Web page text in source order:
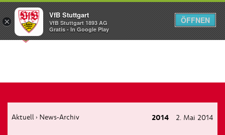
Menü
Aktuell › News-Archiv 2014 2. Mai 2014
×
VfB Stuttgart
VfB Stuttgart 1893 AG
Gratis - In Google Play
ÖFFNEN